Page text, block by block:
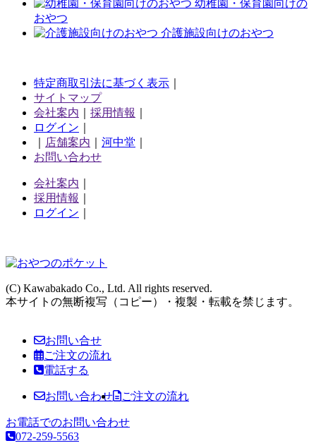
幼稚園・保育園向けの
おやつ
介護施設向けのおやつ
特定商取引法に基づく表示
サイトマップ
会社案内
採用情報
ログイン
店舗案内 河中堂
お問い合わせ
会社案内
採用情報
ログイン
(C) Kawabakado Co., Ltd. All rights reserved.
本サイトの無断複写（コピー）・複製・転載を禁じます。
お問い合せ
ご注文の流れ
電話する
お問い合わせ ご注文の流れ
お電話でのお問い合わせ
072-259-5563